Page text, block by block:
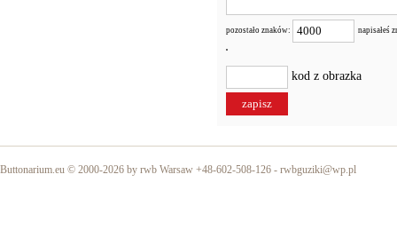
pozostało znaków: napisałeś
kod z obrazka
Buttonarium.eu © 2000-2026 by rwb Warsaw +48-602-508-126 - rwbguziki@wp.pl